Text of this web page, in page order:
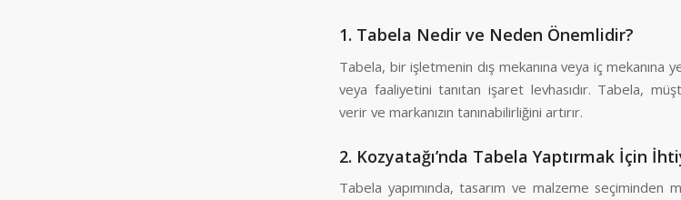
1. Tabela Nedir ve Neden Önemlidir?
Tabela, bir işletmenin dış mekanına veya iç mekanına
veya faaliyetini tanıtan işaret levhasıdır. Tabela,
verir ve markanızın tanınabilirliğini artırır.
2. Kozyatağı’nda Tabela Yaptırmak İçin
Tabela yapımında, tasarım ve malzeme seçiminden